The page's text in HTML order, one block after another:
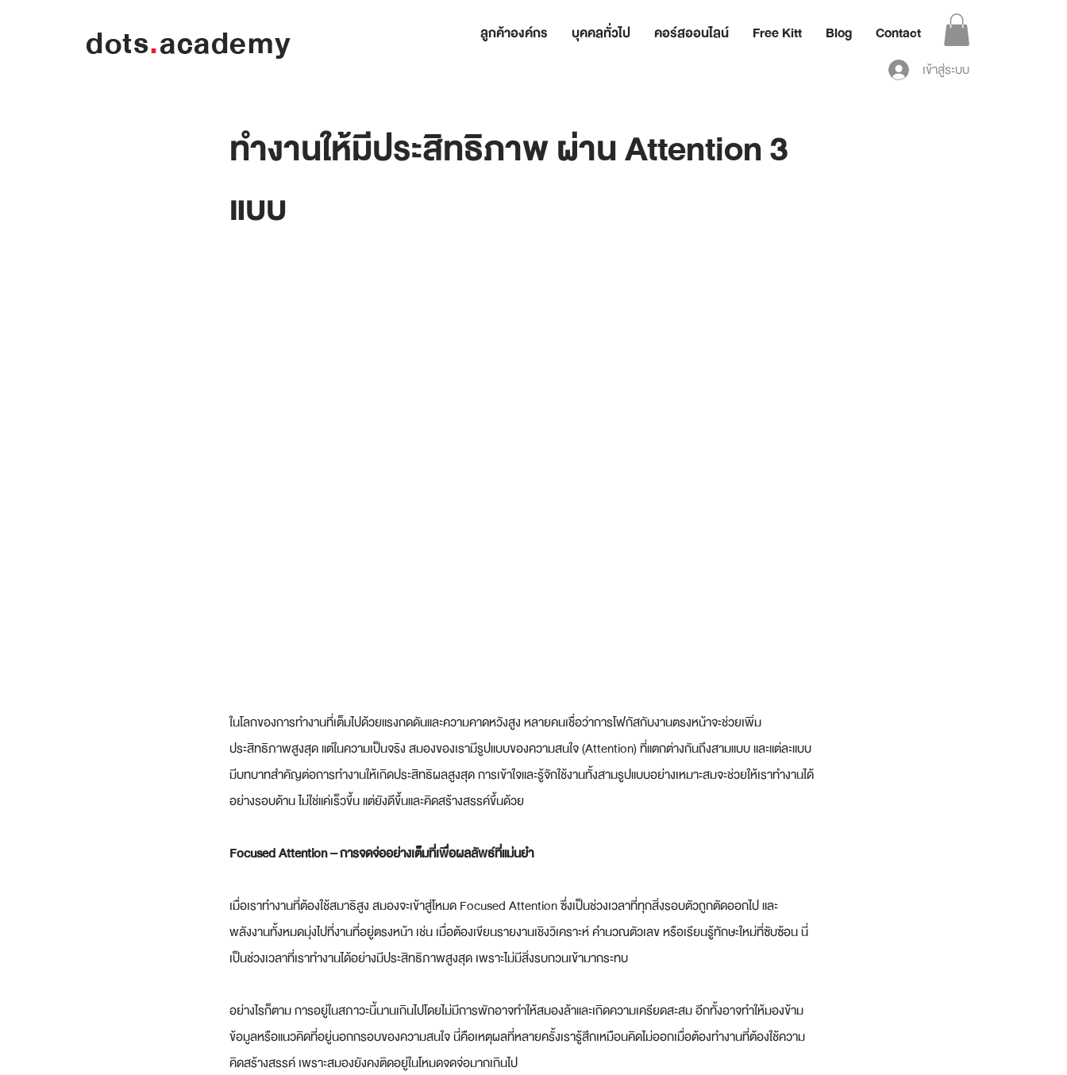
dots.academy ลูกค้าองค์กร บุคคลทั่วไป คอร์สออนไลน์ Free Kitt Blog Contact
เข้าสู่ระบบ
ทำงานให้มีประสิทธิภาพ ผ่าน Attention 3
แบบ
ในโลกของการทำงานที่เต็มไปด้วยแรงกดดันและความคาดหวังสูง หลายคนเชื่อว่าการโฟกัสกับงานตรงหน้าจะช่วยเพิ่ม
ประสิทธิภาพสูงสุด แต่ในความเป็นจริง สมองของเรามีรูปแบบของความสนใจ (Attention) ที่แตกต่างกันถึงสามแบบ และแต่ละแบบ
มีบทบาทสำคัญต่อการทำงานให้เกิดประสิทธิผลสูงสุด การเข้าใจและรู้จักใช้งานทั้งสามรูปแบบอย่างเหมาะสมจะช่วยให้เราทำงานได้
อย่างรอบด้าน ไม่ใช่แค่เร็วขึ้น แต่ยังดีขึ้นและคิดสร้างสรรค์ขึ้นด้วย
Focused Attention – การจดจ่ออย่างเต็มที่เพื่อผลลัพธ์ที่แม่นยำ
เมื่อเราทำงานที่ต้องใช้สมาธิสูง สมองจะเข้าสู่โหมด Focused Attention ซึ่งเป็นช่วงเวลาที่ทุกสิ่งรอบตัวถูกตัดออกไป และ
พลังงานทั้งหมดมุ่งไปที่งานที่อยู่ตรงหน้า เช่น เมื่อต้องเขียนรายงานเชิงวิเคราะห์ คำนวณตัวเลข หรือเรียนรู้ทักษะใหม่ที่ซับซ้อน นี่
เป็นช่วงเวลาที่เราทำงานได้อย่างมีประสิทธิภาพสูงสุด เพราะไม่มีสิ่งรบกวนเข้ามากระทบ
อย่างไรก็ตาม การอยู่ในสภาวะนี้นานเกินไปโดยไม่มีการพักอาจทำให้สมองล้าและเกิดความเครียดสะสม อีกทั้งอาจทำให้มองข้าม
ข้อมูลหรือแนวคิดที่อยู่นอกกรอบของความสนใจ นี่คือเหตุผลที่หลายครั้งเรารู้สึกเหมือนคิดไม่ออกเมื่อต้องทำงานที่ต้องใช้ความ
คิดสร้างสรรค์ เพราะสมองยังคงติดอยู่ในโหมดจดจ่อมากเกินไป